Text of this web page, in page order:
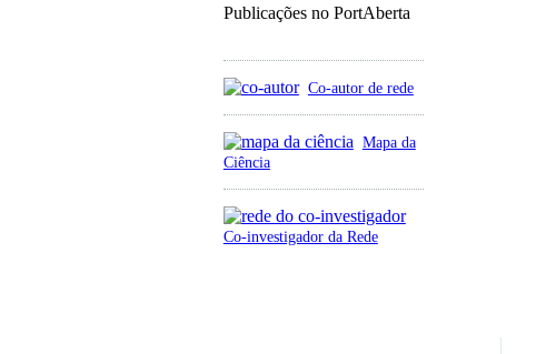
Publicações no PortAberta
Co-autor de rede
Mapa da
Ciência
Co-investigador da Rede